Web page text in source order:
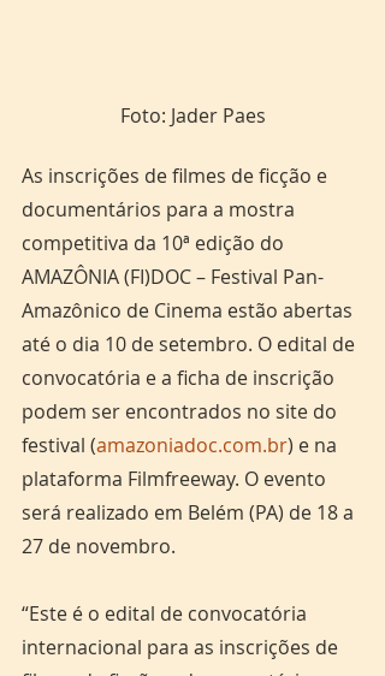
Foto: Jader Paes
As inscrições de filmes de ficção e
documentários para a mostra
competitiva da 10ª edição do
AMAZÔNIA (FI)DOC – Festival Pan-
Amazônico de Cinema estão abertas
até o dia 10 de setembro. O edital de
convocatória e a ficha de inscrição
podem ser encontrados no site do
festival (amazoniadoc.com.br) e na
plataforma Filmfreeway. O evento
será realizado em Belém (PA) de 18 a
27 de novembro.
“Este é o edital de convocatória
internacional para as inscrições de